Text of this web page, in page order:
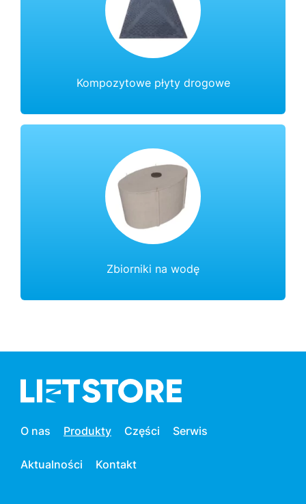
Kompozytowe płyty drogowe
Zbiorniki na wodę
O nas Produkty Części Serwis
Aktualności Kontakt